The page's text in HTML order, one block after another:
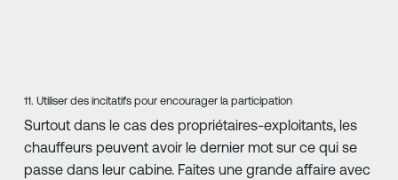
11. Utiliser des incitatifs pour encourager la participation
Surtout dans le cas des propriétaires-exploitants, les
chauffeurs peuvent avoir le dernier mot sur ce qui se
passe dans leur cabine. Faites une grande affaire avec